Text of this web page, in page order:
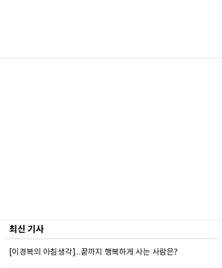
최신 기사
[이경복의 아침생각]...끝까지 행복하게 사는 사람은?